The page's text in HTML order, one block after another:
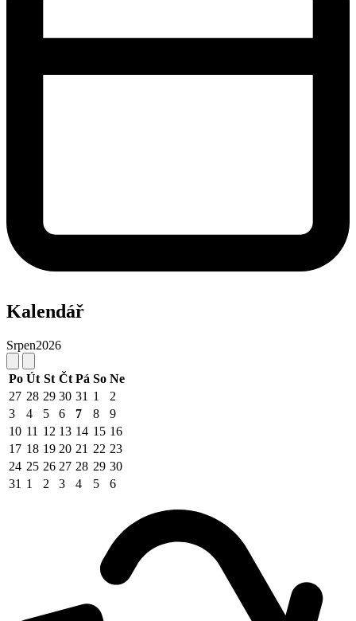
Kalendář
Srpen2026
Po Út St Čt Pá So Ne
27 28 29 30 31 1
2
3
4 5 6 7 8
9
10 11 12 13 14 15 16
17 18 19 20 21 22 23
24 25 26 27 28 29 30
31 1 2 3 4 5 6